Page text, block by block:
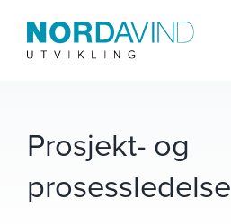
Om oss
Prosjekt- og
prosessledelse